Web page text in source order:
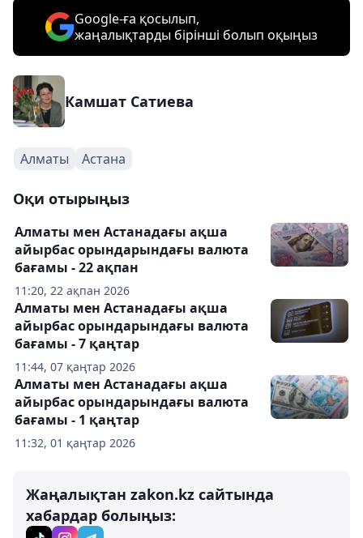
Google-ға қосылып,
жаңалықтарды бірінші болып оқыңыз
Камшат Сатиева
Алматы Астана
Оқи отырыңыз
11:20, 22 ақпан 2026
Алматы мен Астанадағы ақша
айырбас орындарындағы валюта
бағамы - 22 ақпан
11:44, 07 қаңтар 2026
Алматы мен Астанадағы ақша
айырбас орындарындағы валюта
бағамы - 7 қаңтар
11:32, 01 қаңтар 2026
Алматы мен Астанадағы ақша
айырбас орындарындағы валюта
бағамы - 1 қаңтар
Жаңалықтан zakon.kz сайтында
хабардар болыңыз: